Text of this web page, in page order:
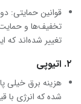
قوانین حمایتی:
تخفیف‌ها و
تغییر شده‌اند
۲. اتیوپی
هزینه برق خیلی
شده که انرژی با